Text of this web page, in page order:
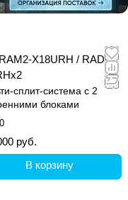
X18URH / RAD-
сплит-система с 2
блоками
0
руб.
В корзину